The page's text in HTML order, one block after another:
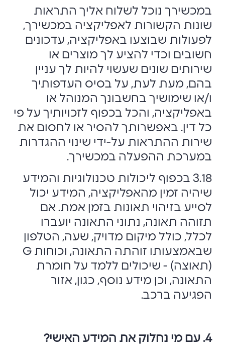
במכשירך נוכל לשלוח אליך התראות
שונות הקשורות לאפליקציה במכשירך,
לפעולות שבוצעו באפליקציה, עדכונים
חשובים וכדי להציע לך מוצרים או
שירותים שונים שעשוי להיות לך עניין
בהם, מעת לעת, על בסיס העדפותיך
ו/או שימושיך בחשבונך המנוהל או
באפליקציה, והכל בכפוף לזכויותיך על פי
כל דין. באפשרותך להסיר או לחסום את
שירות ההתראות על-ידי שינוי ההגדרות
במערכת ההפעלה במכשירך.
3.18 בכפוף ליכולות טכנולוגיות והמידע
שיהיה זמין מהאפליקציה, המידע יכול
לסייע בזיהוי תאונות בזמן אמת. אם
תזוהה תאונה, נתוני התאונה יועברו
לכלל, כולל מיקום מדויק, שעה, הטלפון
שבאמצעותו זוהתה התאונה, וכוחות G
(תאוצה) - שיכולים ללמד על חומרת
התאונה, וכן מידע נוסף, כגון, אזור
הפגיעה ברכב.
4. עם מי נחלוק את המידע האישי?